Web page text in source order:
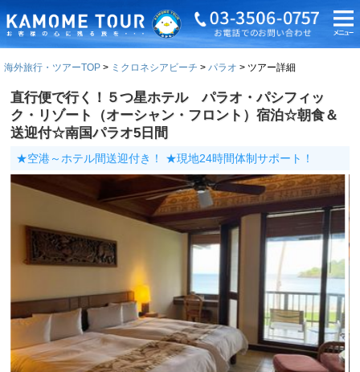
海外旅行・ツアーTOP ミクロネシアビーチ パラオ ツアー詳細
直行便で行く！５つ星ホテル パラオ・パシフィッ
ク・リゾート（オーシャン・フロント）宿泊☆朝食＆
送迎付☆南国パラオ5日間
★空港～ホテル間送迎付き！ ★現地24時間体制サポート！